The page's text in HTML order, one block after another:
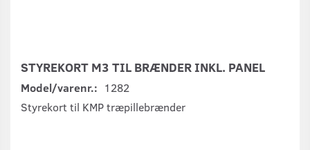
STYREKORT M3 TIL BRÆNDER INKL. PANEL
Model/varenr.: 1282
Styrekort til KMP træpillebrænder